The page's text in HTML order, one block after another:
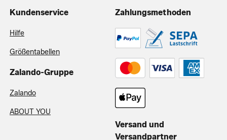
Kundenservice
Hilfe
Größentabellen
Zalando-Gruppe
Zalando
ABOUT YOU
Zahlungsmethoden
Versand und
Versandpartner